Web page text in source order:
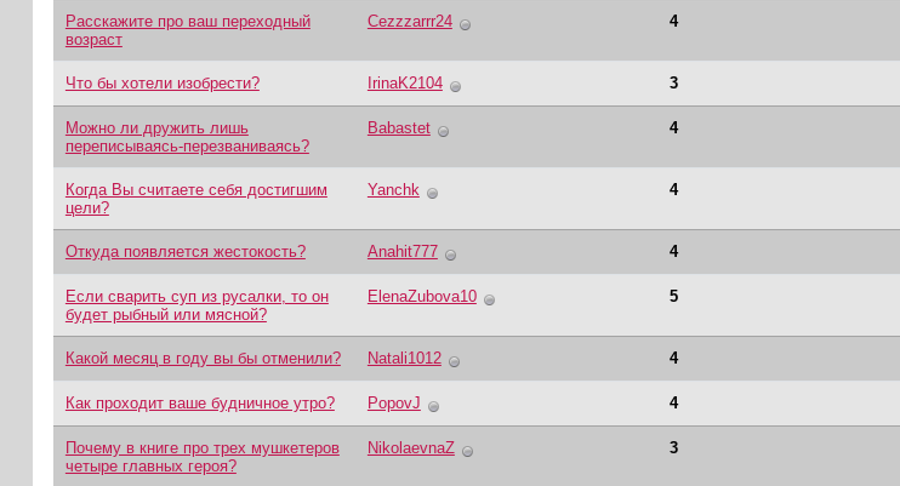
Расскажите про ваш переходный
возраст
Cezzzarrr24 4
Что бы хотели изобрести? IrinaK2104 3
Можно ли дружить лишь
переписываясь-перезваниваясь?
Babastet 4
Когда Вы считаете себя достигшим
цели?
Yanchk 4
Откуда появляется жестокость? Anahit777 4
Если сварить суп из русалки, то он
будет рыбный или мясной?
ElenaZubova10 5
Какой месяц в году вы бы отменили? Natali1012 4
Как проходит ваше будничное утро? PopovJ 4
Почему в книге про трех мушкетеров
четыре главных героя?
NikolaevnaZ 3